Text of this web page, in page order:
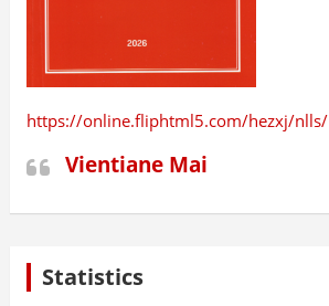
https://online.fliphtml5.com/hezxj/nlls/
Vientiane Mai
Statistics